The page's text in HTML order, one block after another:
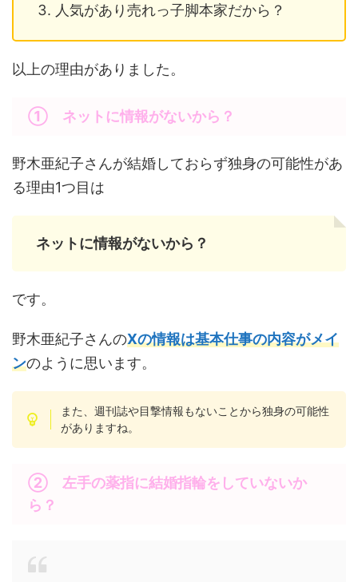
人気があり売れっ子脚本家だから？
以上の理由がありました。
① ネットに情報がないから？
野木亜紀子さんが結婚しておらず独身の可能性があ
る理由1つ目は
ネットに情報がないから？
です。
野木亜紀子さんのXの情報は基本仕事の内容がメイ
ンのように思います。
また、週刊誌や目撃情報もないことから独身の可能性
がありますね。
② 左手の薬指に結婚指輪をしていないか
ら？